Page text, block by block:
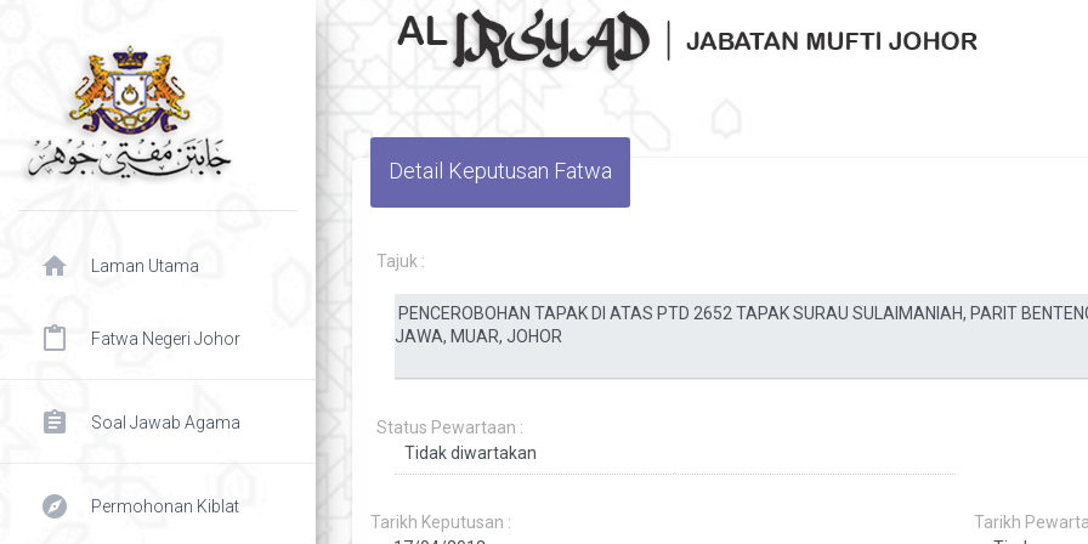
home Laman Utama
content_paste Fatwa Negeri Johor
assignment Soal Jawab Agama
explore Permohonan Kiblat
Detail Keputusan Fatwa
Tajuk :
Status Pewartaan :
Tarikh Keputusan : Tarikh